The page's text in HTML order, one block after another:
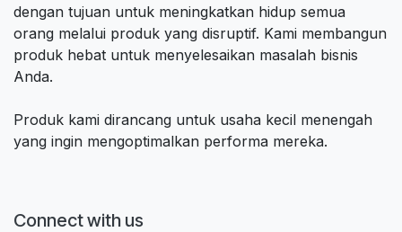
dengan tujuan untuk meningkatkan hidup semua
orang melalui produk yang disruptif. Kami membangun
produk hebat untuk menyelesaikan masalah bisnis
Anda.
Produk kami dirancang untuk usaha kecil menengah
yang ingin mengoptimalkan performa mereka.
Connect with us